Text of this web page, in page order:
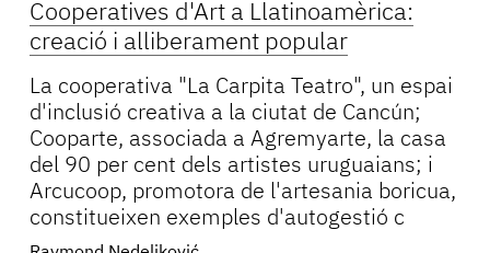
Cooperatives d'Art a Llatinoamèrica:
creació i alliberament popular
La cooperativa "La Carpita Teatro", un espai
d'inclusió creativa a la ciutat de Cancún;
Cooparte, associada a Agremyarte, la casa
del 90 per cent dels artistes uruguaians; i
Arcucoop, promotora de l'artesania boricua,
constitueixen exemples d'autogestió c